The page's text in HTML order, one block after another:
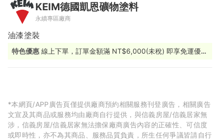
KEIM德國凱恩礦物塗料
永續專區廠商
油漆塗裝
特色優惠 線上下單，訂單金額滿 NT$6,000(未稅) 即享免運優惠
*本網頁/APP廣告頁僅提供廠商預約相關服務刊登廣告，相關廣告
文宣及其商品或服務均由廠商自行提供，與信義房屋/信義居家無
涉，信義房屋/信義居家無法擔保廠商廣告內容的正確性、可信度
或即時性，亦不為其商品、服務品質負責，所生任何爭議皆請自行